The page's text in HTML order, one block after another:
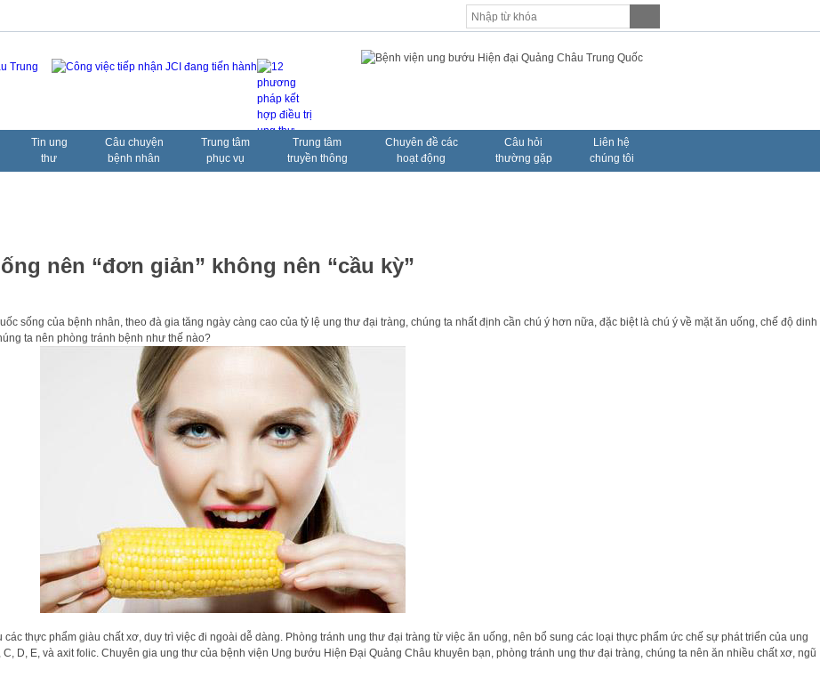
Tin ung
thư
Câu chuyện
bệnh nhân
Trung tâm
phục vụ
Trung tâm
truyền thông
Chuyên đề các
hoạt động
Câu hỏi
thường gặp
Liên hệ
chúng tôi
nên “đơn giản” không nên “cầu kỳ”
sống của bệnh nhân, theo đà gia tăng ngày càng cao của tỷ lệ ung thư đại tràng, chúng ta nhất định cần chú ý hơn nữa, đặc biệt là chú ý về mặt ăn uống, chế độ dinh
ta nên phòng tránh bệnh như thế nào?
thực phẩm giàu chất xơ, duy trì việc đi ngoài dễ dàng. Phòng tránh ung thư đại tràng từ việc ăn uống, nên bổ sung các loại thực phẩm ức chế sự phát triển của ung
D, E, và axit folic. Chuyên gia ung thư của bệnh viện Ung bướu Hiện Đại Quảng Châu khuyên bạn, phòng tránh ung thư đại tràng, chúng ta nên ăn nhiều chất xơ, ngũ